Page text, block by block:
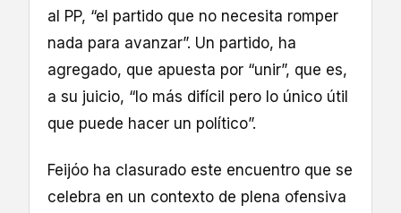
al PP, “el partido que no necesita romper
nada para avanzar”. Un partido, ha
agregado, que apuesta por “unir”, que es,
a su juicio, “lo más difícil pero lo único útil
que puede hacer un político”.
Feijóo ha clasurado este encuentro que se
celebra en un contexto de plena ofensiva